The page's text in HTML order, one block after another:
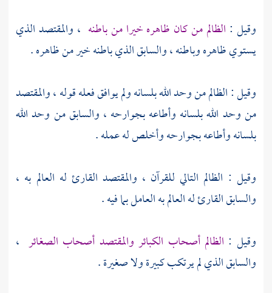
وقيل : الظالم من كان ظاهره خيرا من باطنه ، والمقتصد الذي
يستوي ظاهره وباطنه ، والسابق الذي باطنه خير من ظاهره .
وقيل : الظالم من وحد الله بلسانه ولم يوافق فعله قوله ، والمقتصد
من وحد الله بلسانه وأطاعه بجوارحه ، والسابق من وحد الله
بلسانه وأطاعه بجوارحه وأخلص له عمله .
وقيل : الظالم التالي للقرآن ، والمقتصد القارئ له العالم به ،
والسابق القارئ له العالم به العامل بما فيه .
وقيل : الظالم أصحاب الكبائر والمقتصد أصحاب الصغائر ،
والسابق الذي لم يرتكب كبيرة ولا صغيرة .